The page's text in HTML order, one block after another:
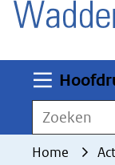
deze
worden
toegestaan
geweigerd.
Zoeken
Home